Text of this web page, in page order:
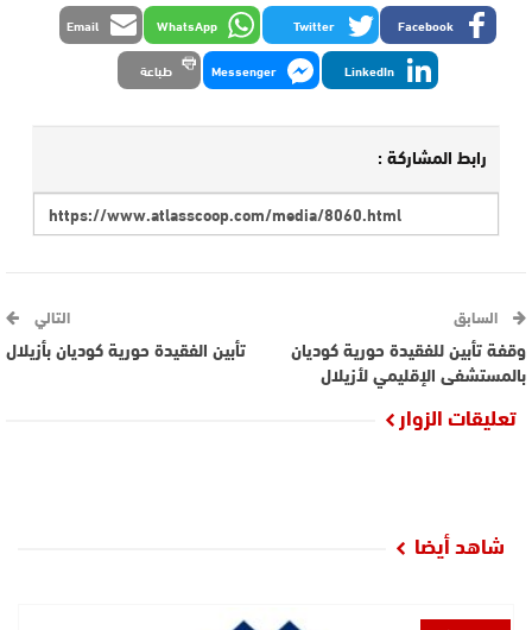
Facebook
Twitter
WhatsApp
Email
LinkedIn
Messenger طباعة
رابط المشاركة :
السابق
وقفة تأبين للفقيدة حورية كوديان
بالمستشفى الإقليمي لأزيلال
التالي
تأبين الفقيدة حورية كوديان بأزيلال
تعليقات الزوار
شاهد أيضا